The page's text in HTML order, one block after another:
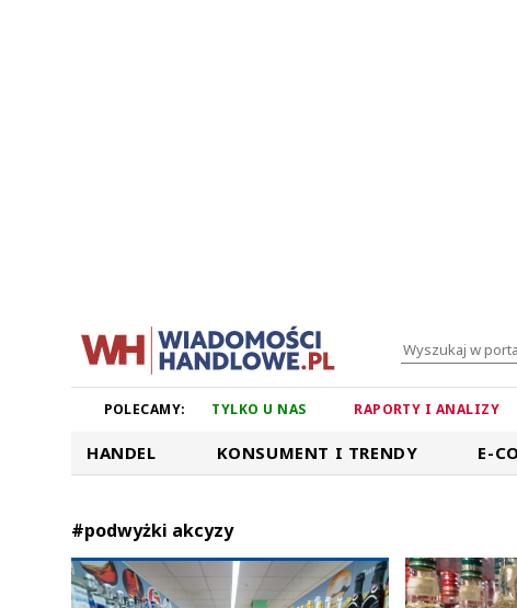
POLECAMY: TYLKO U NAS RAPORTY I ANALIZY
HANDEL KONSUMENT I TRENDY E-
#podwyżki akcyzy